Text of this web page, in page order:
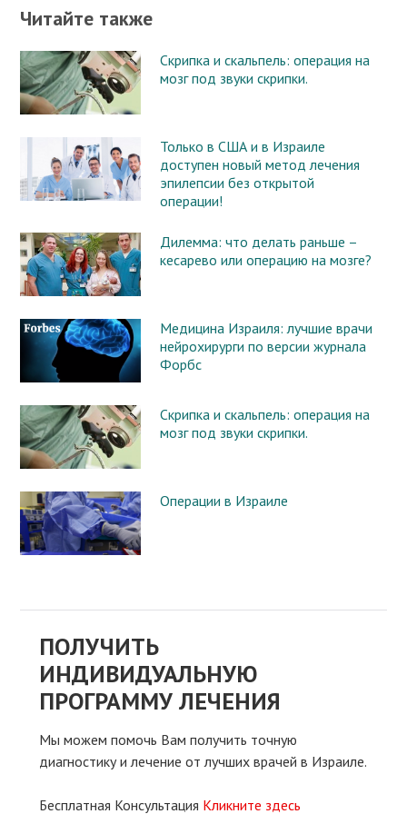
Читайте также
Скрипка и скальпель: операция на
мозг под звуки скрипки.
Только в США и в Израиле
доступен новый метод лечения
эпилепсии без открытой
операции!
Дилемма: что делать раньше –
кесарево или операцию на мозге?
Медицина Израиля: лучшие врачи
нейрохирурги по версии журнала
Форбс
Скрипка и скальпель: операция на
мозг под звуки скрипки.
Операции в Израиле
ПОЛУЧИТЬ
ИНДИВИДУАЛЬНУЮ
ПРОГРАММУ ЛЕЧЕНИЯ
Мы можем помочь Вам получить точную
диагностику и лечение от лучших врачей в Израиле.
Бесплатная Консультация Кликните здесь